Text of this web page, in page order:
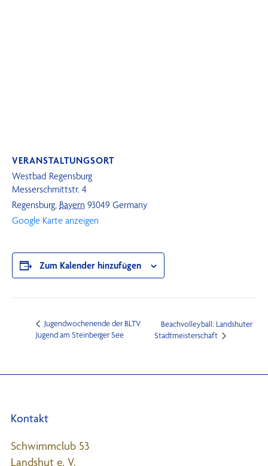
Zum Kalender hinzufügen
VERANSTALTUNGSORT
Westbad Regensburg
Messerschmittstr. 4
Regensburg, Bayern 93049 Germany
Google Karte anzeigen
Jugendwochenende der BLTV
Jugend am Steinberger See
Beachvolleyball: Landshuter
Stadtmeisterschaft
Kontakt
Schwimmclub 53
Landshut e. V.